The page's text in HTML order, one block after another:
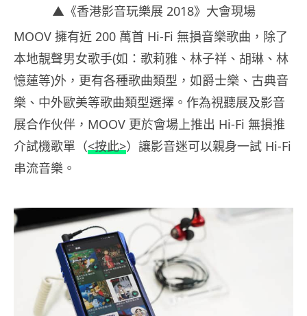
▲《香港影音玩樂展 2018》大會現場
MOOV 擁有近 200 萬首 Hi-Fi 無損音樂歌曲，除了
本地靚聲男女歌手(如：歌莉雅、林子祥、胡琳、林
憶蓮等)外，更有各種歌曲類型，如爵士樂、古典音
樂、中外歐美等歌曲類型選擇。作為視聽展及影音
展合作伙伴，MOOV 更於會場上推出 Hi-Fi 無損推
介試機歌單（<按此>）讓影音迷可以親身一試 Hi-Fi
串流音樂。